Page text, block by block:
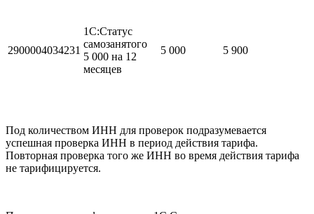
2900004034231
1С:Статус
самозанятого
5 000 на 12
месяцев
5 000 5 900
Под количеством ИНН для проверок подразумевается
успешная проверка ИНН в период действия тарифа.
Повторная проверка того же ИНН во время действия тарифа
не тарифицируется.